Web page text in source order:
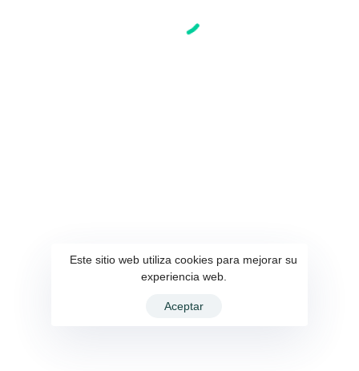
Este sitio web utiliza cookies para mejorar su
experiencia web.
Aceptar